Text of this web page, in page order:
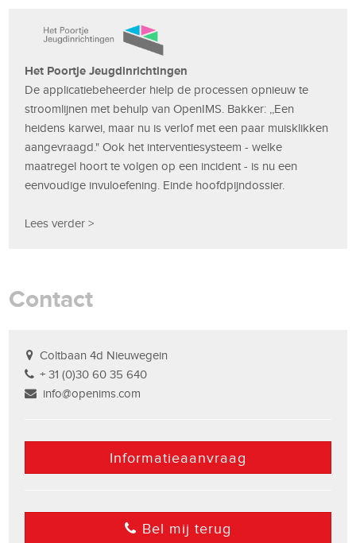
Het Poortje Jeugdinrichtingen
De applicatiebeheerder hielp de processen opnieuw te
stroomlijnen met behulp van OpenIMS. Bakker: ,,Een
heidens karwei, maar nu is verlof met een paar muisklikken
aangevraagd." Ook het interventiesysteem - welke
maatregel hoort te volgen op een incident - is nu een
eenvoudige invuloefening. Einde hoofdpijndossier.
Lees verder >
Contact
Coltbaan 4d Nieuwegein
+ 31 (0)30 60 35 640
info@openims.com
Informatieaanvraag
Bel mij terug